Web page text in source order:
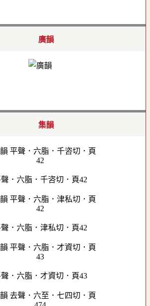
廣韻
集韻
．六脂．千咨切．頁42
．六脂．津私切．頁42
．六脂．才資切．頁43